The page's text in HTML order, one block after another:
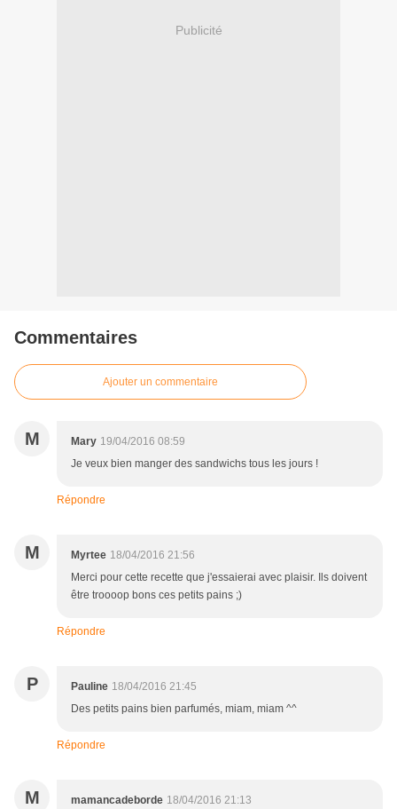
Publicité
Commentaires
Ajouter un commentaire
M Mary 19/04/2016 08:59
Je veux bien manger des sandwichs tous les jours !
Répondre
M Myrtee 18/04/2016 21:56
Merci pour cette recette que j'essaierai avec plaisir. Ils doivent
être troooop bons ces petits pains ;)
Répondre
P Pauline 18/04/2016 21:45
Des petits pains bien parfumés, miam, miam ^^
Répondre
M mamancadeborde 18/04/2016 21:13